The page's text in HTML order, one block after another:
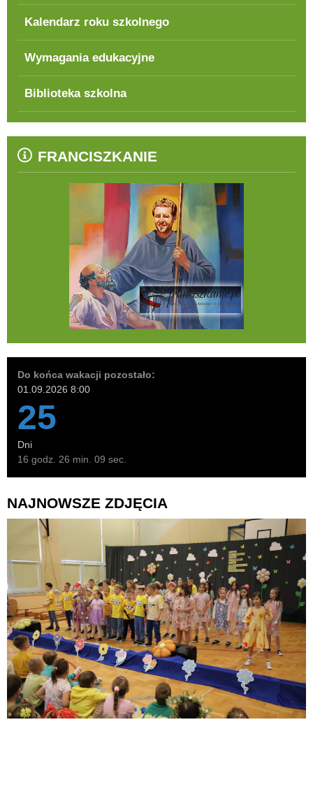
Kalendarz roku szkolnego
Wymagania edukacyjne
Biblioteka szkolna
FRANCISZKANIE
Do końca wakacji pozostało:
01.09.2026 8:00
25
Dni
16 godz. 26 min. 07 sec.
NAJNOWSZE ZDJĘCIA